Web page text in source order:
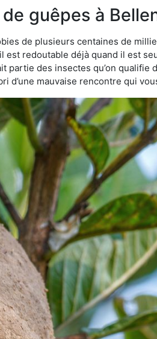
guêpes à
de plusieurs centaines de
est redoutable déjà quand il est
des insectes qu’on qualifie
d’une mauvaise rencontre qui